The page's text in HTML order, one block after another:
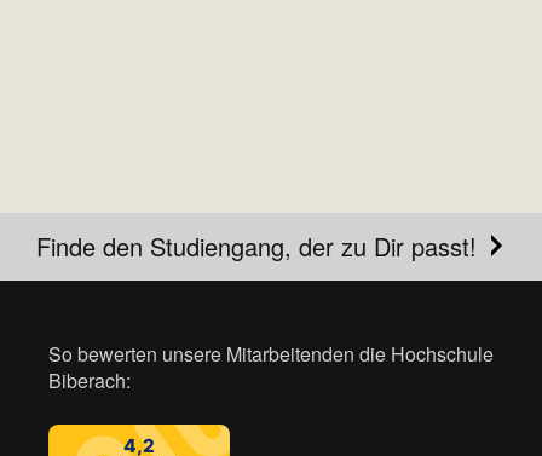
Finde den Studiengang, der zu Dir passt!
So bewerten unsere Mitarbeitenden die Hochschule
Biberach: